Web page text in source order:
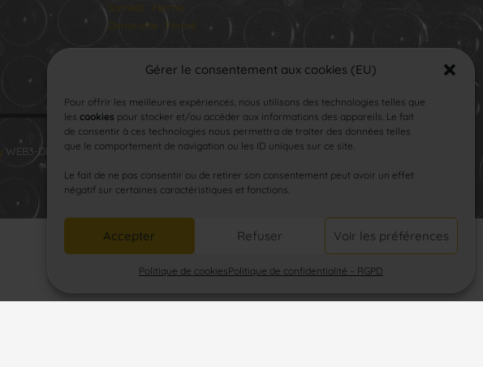
Gérer le consentement aux cookies (EU)
Pour offrir les meilleures expériences, nous utilisons des technologies telles que
les cookies pour stocker et/ou accéder aux informations des appareils. Le fait
de consentir à ces technologies nous permettra de traiter des données telles
que le comportement de navigation ou les ID uniques sur ce site.
Le fait de ne pas consentir ou de retirer son consentement peut avoir un effet
négatif sur certaines caractéristiques et fonctions.
Accepter Refuser Voir les préférences
Politique de cookiesPolitique de confidentialité – RGPD
Samedi : Fermé
Dimanche : Fermé
WEB3-DESIGN.